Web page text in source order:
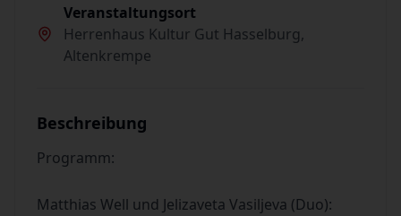
Veranstaltungsort
Herrenhaus Kultur Gut Hasselburg,
Altenkrempe
Beschreibung
Programm:
Matthias Well und Jelizaveta Vasiljeva (Duo):